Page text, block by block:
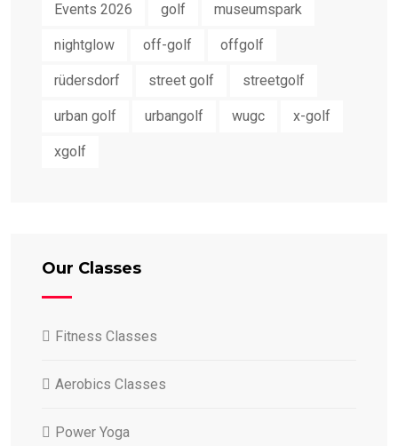
Events 2026 golf museumspark
nightglow off-golf offgolf
rüdersdorf street golf streetgolf
urban golf urbangolf wugc x-golf
xgolf
Our Classes
Fitness Classes
Aerobics Classes
Power Yoga